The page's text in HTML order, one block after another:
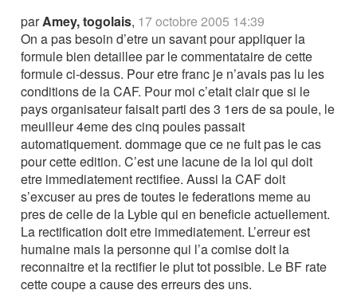
parAmey, togolais, 17 octobre 2005 14:39
On a pas besoin d’etre un savant pour appliquer la
formule bien detaillee par le commentataire de cette
formule ci-dessus. Pour etre franc je n’avais pas lu les
conditions de la CAF. Pour moi c’etait clair que si le
pays organisateur faisait parti des 3 1ers de sa poule, le
meuilleur 4eme des cinq poules passait
automatiquement. dommage que ce ne fuit pas le cas
pour cette edition. C’est une lacune de la loi qui doit
etre immediatement rectifiee. Aussi la CAF doit
s’excuser au pres de toutes le federations meme au
pres de celle de la Lybie qui en beneficie actuellement.
La rectification doit etre immediatement. L’erreur est
humaine mais la personne qui l’a comise doit la
reconnaitre et la rectifier le plut tot possible. Le BF rate
cette coupe a cause des erreurs des uns.